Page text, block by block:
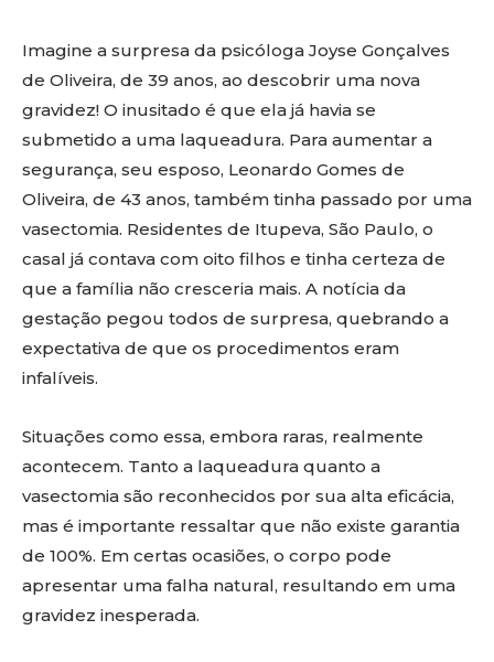
Imagine a surpresa da psicóloga Joyse Gonçalves
de Oliveira, de 39 anos, ao descobrir uma nova
gravidez! O inusitado é que ela já havia se
submetido a uma laqueadura. Para aumentar a
segurança, seu esposo, Leonardo Gomes de
Oliveira, de 43 anos, também tinha passado por uma
vasectomia. Residentes de Itupeva, São Paulo, o
casal já contava com oito filhos e tinha certeza de
que a família não cresceria mais. A notícia da
gestação pegou todos de surpresa, quebrando a
expectativa de que os procedimentos eram
infalíveis.
Situações como essa, embora raras, realmente
acontecem. Tanto a laqueadura quanto a
vasectomia são reconhecidos por sua alta eficácia,
mas é importante ressaltar que não existe garantia
de 100%. Em certas ocasiões, o corpo pode
apresentar uma falha natural, resultando em uma
gravidez inesperada.